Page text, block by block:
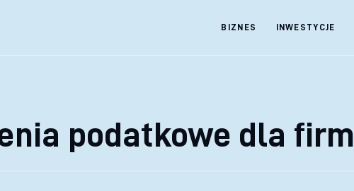
BIZNES INWESTYCJE
podatkowe dla firm